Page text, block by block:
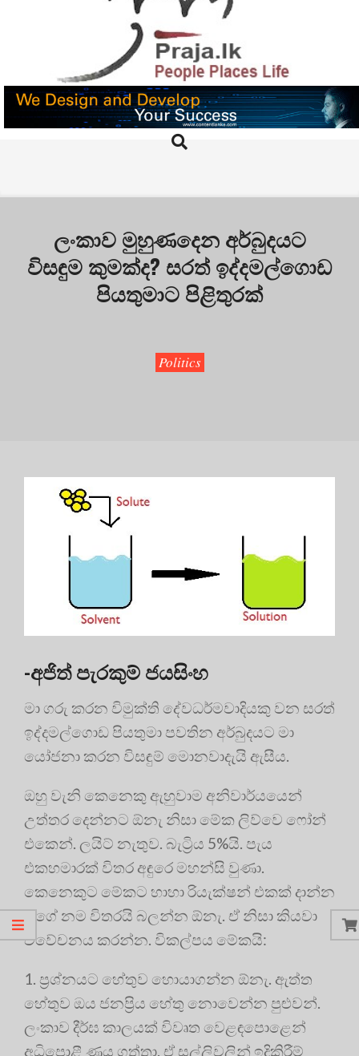
PRAJA.LK
Search
ලංකාව මුහුණදෙන අර්බුදයට
විසඳුම කුමක්ද? සරත් ඉද්දමල්ගොඩ
පියතුමාට පිළිතුරක්
Politics
-අජිත් පැරකුම් ජයසිංහ
මා ගරු කරන විමුක්ති දේවධර්මවාදියකු වන සරත්
ඉද්දමල්ගොඩ පියතුමා පවතින අර්බුදයට මා
යෝජනා කරන විසඳුම් මොනවාදැයි ඇසීය.
ඔහු වැනි කෙනෙකු ඇහුවාම අනිවාර්යයෙන්
උත්තර දෙන්නට ඕනැ නිසා මේක ලිව්වෙ ෆෝන්
එකෙන්. ලයිට් නැතුව. බැට්‍රිය 5%යි. පැය
එකහමාරක් විතර අඳුරෙ මහන්සි වුණා.
කෙනෙකුට මේකට හාහා රියැක්ෂන් එකක් දාන්න
මගේ නම විතරයි බලන්න ඕනැ. ඒ නිසා කියවා
විවේචනය කරන්න. විකල්පය මේකයි:
1. ප්‍රශ්නයට හේතුව හොයාගන්න ඕනැ. ඇත්ත
හේතුව ඔය ජනප්‍රිය හේතු නොවෙන්න පුළුවන්.
ලංකාව දීර්ඝ කාලයක් විවෘත වෙළඳපොළෙන්
අධිපොළී ණය ගත්තා. ඒ සල්ලිවලින් ඉදිකිරීම්